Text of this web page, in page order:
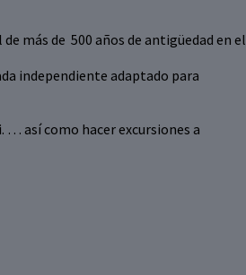
más de 500 años de antigüedad en el
independiente adaptado para
así como hacer excursiones a